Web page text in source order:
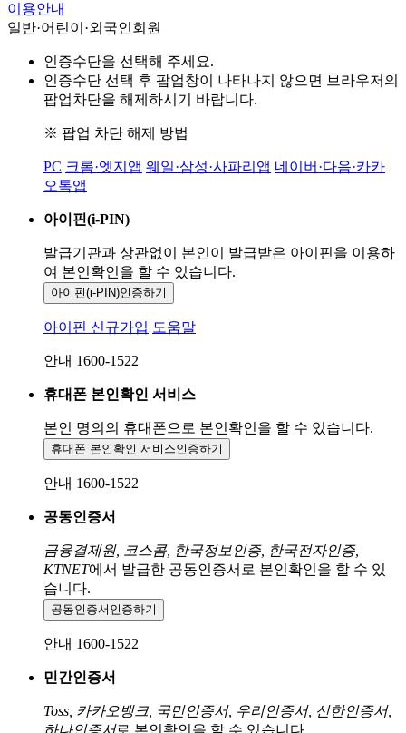
이용안내
일반·어린이·외국인회원
인증수단을 선택해 주세요.
인증수단 선택 후 팝업창이 나타나지 않으면 브라우저의
팝업차단을 해제하시기 바랍니다.
※ 팝업 차단 해제 방법
PC 크롬·엣지앱 웨일·삼성·사파리앱 네이버·다음·카카
오톡앱
아이핀(i-PIN)
발급기관과 상관없이 본인이 발급받은 아이핀을 이용하
여 본인확인을 할 수 있습니다.
아이핀(i-PIN)인증하기
아이핀 신규가입 도움말
안내 1600-1522
휴대폰 본인확인 서비스
본인 명의의 휴대폰으로 본인확인을 할 수 있습니다.
휴대폰 본인확인 서비스인증하기
안내 1600-1522
공동인증서
금융결제원, 코스콤, 한국정보인증, 한국전자인증,
KTNET에서 발급한 공동인증서로 본인확인을 할 수 있
습니다.
공동인증서 인증하기
안내 1600-1522
민간인증서
Toss, 카카오뱅크, 국민인증서, 우리인증서, 신한인증서,